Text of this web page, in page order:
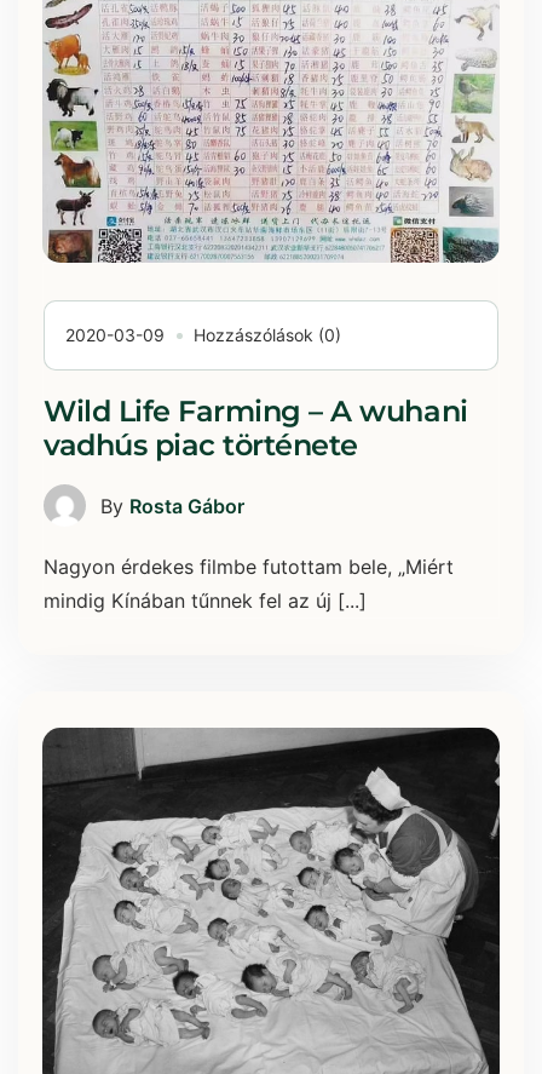
2020-03-09 Hozzászólások (0)
Wild Life Farming – A wuhani
vadhús piac története
By Rosta Gábor
Nagyon érdekes filmbe futottam bele, „Miért
mindig Kínában tűnnek fel az új [...]